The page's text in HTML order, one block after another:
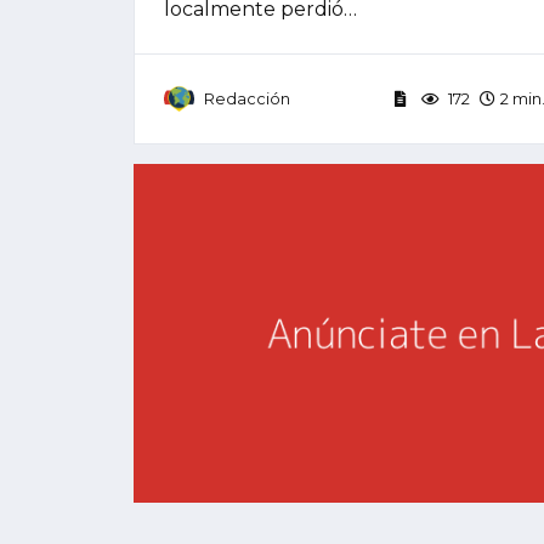
localmente perdió…
Redacción 172 2 min.